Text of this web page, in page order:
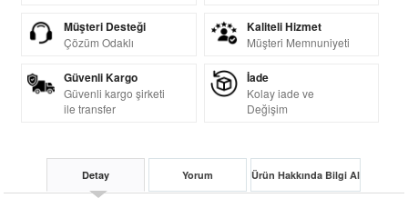
Müşteri Desteği
Çözüm Odaklı
Kaliteli Hizmet
Müşteri Memnuniyeti
Güvenli Kargo
Güvenli kargo şirketi
ile transfer
İade
Kolay iade ve
Değişim
Detay Yorum Ürün Hakkında Bilgi Al